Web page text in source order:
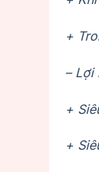
+
– Lợi
+
+